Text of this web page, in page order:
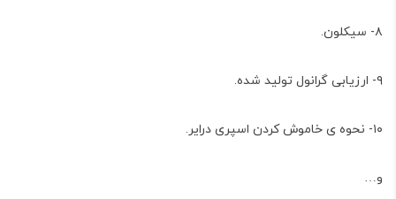
۸- سیکلون.
۹- ارزیابی گرانول تولید شده.
۱۰- نحوه ی خاموش کردن اسپری درایر.
و…